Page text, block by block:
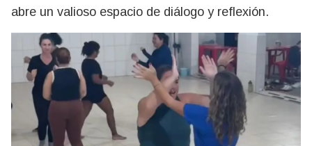
abre un valioso espacio de diálogo y reflexión.